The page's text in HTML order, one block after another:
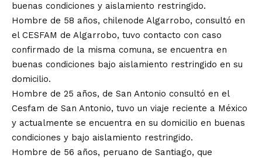
buenas condiciones y aislamiento restringido.
Hombre de 58 años, chilenode Algarrobo, consultó en
el CESFAM de Algarrobo, tuvo contacto con caso
confirmado de la misma comuna, se encuentra en
buenas condiciones bajo aislamiento restringido en su
domicilio.
Hombre de 25 años, de San Antonio consultó en el
Cesfam de San Antonio, tuvo un viaje reciente a México
y actualmente se encuentra en su domicilio en buenas
condiciones y bajo aislamiento restringido.
Hombre de 56 años, peruano de Santiago, que